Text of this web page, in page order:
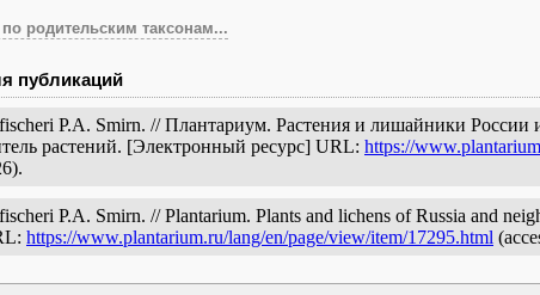
родительским таксонам...
публикаций
P.A. Smirn. // Плантариум. Растения и лишайники России
растений. [Электронный ресурс] URL: https://
P.A. Smirn. // Plantarium. Plants and lichens of Russia and
https://www.plantarium.ru/lang/en/page/view/item/17295.html